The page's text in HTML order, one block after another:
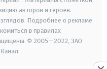
авторов и героев.
Подробнее о рекламе
в правилах
© 2005—2022, ЗАО